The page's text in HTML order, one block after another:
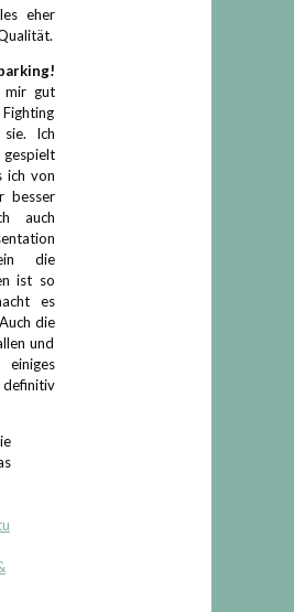
eher
mir gut
Ich
ich von
besser
auch
die
ist so
es
die
und
definitiv